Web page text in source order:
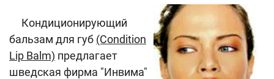
Кондиционирующий
бальзам для губ (Сondition
Lip Balm) предлагает
шведская фирма "Инвима"